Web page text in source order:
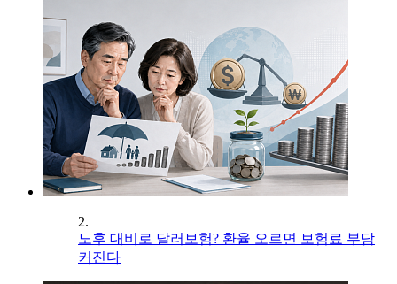
2.
노후 대비로 달러보험? 환율 오르면 보험료 부담
커진다